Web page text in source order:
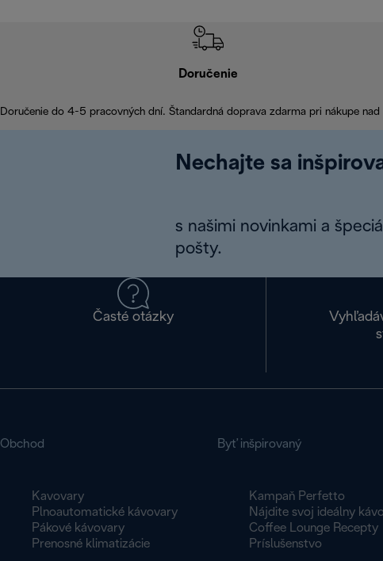
Doručenie
Doručenie do 4-5 pracovných dní. Štandardná doprava zdarma pri nákupe nad
Nechajte sa
s našimi novinkami a
pošty.
Časté otázky
Obchod
Kavovary
Plnoautomatické kávovary
Pákové kávovary
Prenosné klimatizácie
Byť inšpirovaný
Kampaň Perfetto
Nájdite svoj ideálny
Coffee Lounge Recepty
Príslušenstvo